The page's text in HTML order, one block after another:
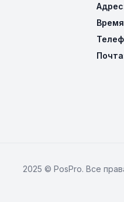
2025 © PosPro. Все